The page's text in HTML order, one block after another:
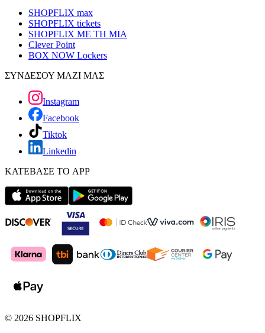
SHOPFLIX max
SHOPFLIX tickets
SHOPFLIX ΜΕ ΤΗ ΜΙΑ
Clever Point
BOX NOW Lockers
ΣΥΝΔΕΣΟΥ ΜΑΖΙ ΜΑΣ
Instagram
Facebook
Tiktok
Linkedin
ΚΑΤΕΒΑΣΕ ΤΟ APP
© 2026 SHOPFLIX